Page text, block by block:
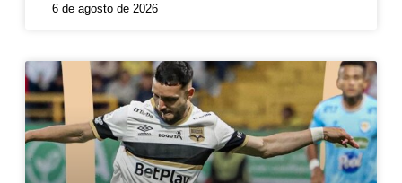
6 de agosto de 2026